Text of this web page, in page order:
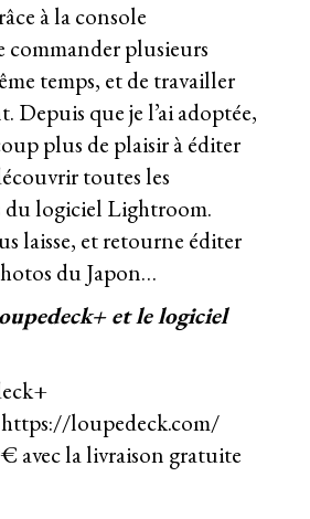
à la console
commander plusieurs
temps, et de travailler
Depuis que je l’ai adoptée,
plus de plaisir à éditer
toutes les
logiciel Lightroom.
laisse, et retourne éditer
du Japon…
https://loupedeck.com/
avec la livraison gratuite